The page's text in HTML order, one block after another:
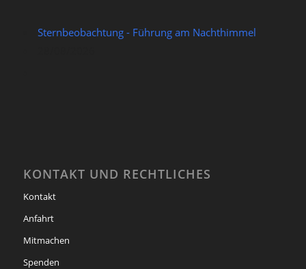
Sternbeobachtung - Führung am Nachthimmel
KONTAKT UND RECHTLICHES
Kontakt
Anfahrt
Mitmachen
Spenden